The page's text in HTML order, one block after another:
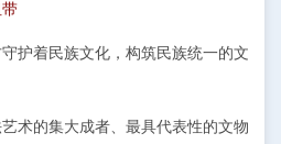
护着民族文化，构筑民族统一的文
术的集大成者、最具代表性的文物